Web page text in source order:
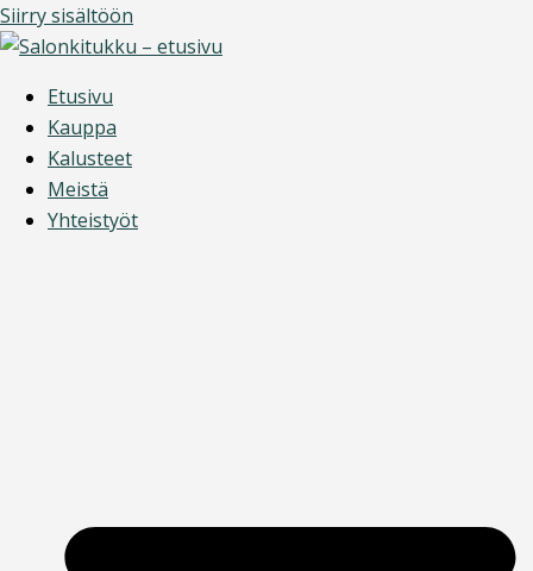
Siirry sisältöön
Etusivu
Kauppa
Kalusteet
Meistä
Yhteistyöt